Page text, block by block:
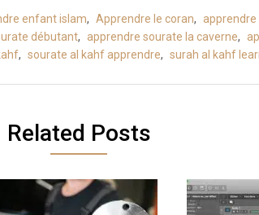
enfant islam, Apprendre le coran, apprendre
débutant, apprendre sourate la caverne,
, sourate al kahf apprendre, surah al kahf
Related Posts